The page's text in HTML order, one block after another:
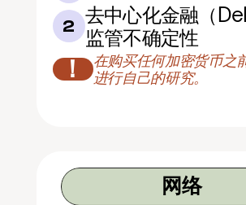
2 去中心化金融（
监管不确定性
！
在购买任何加密货币之
进行自己的研究。
网络